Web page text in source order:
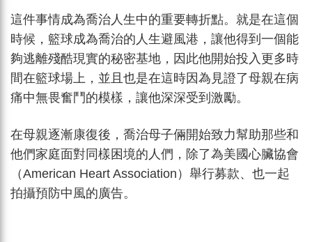
這件事情成為喬治人生中的重要轉折點。就是在這個
時候，籃球成為喬治的人生避風港，讓他得到一個能
夠逃離殘酷現實的秘密基地，因此他開始投入更多時
間在籃球場上，並且也是在這時因為見證了母親在病
痛中無畏奮鬥的模樣，讓他深深受到激勵。
在母親逐漸康復後，喬治母子倆開始致力幫助那些和
他們家庭面對同樣困境的人們，除了為美國心臟協會
（American Heart Association）舉行募款、也一起
拍攝預防中風的廣告。